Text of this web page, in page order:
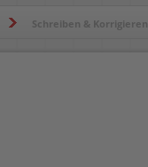
Schreiben & Korrigieren